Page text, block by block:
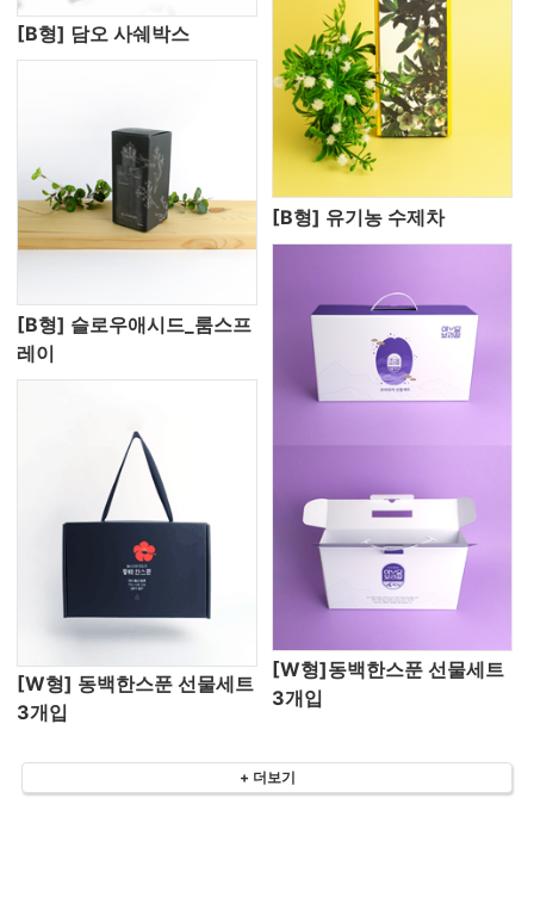
[B형] 담오 사쉐박스
[B형] 슬로우애시드_룸스프
레이
[B형] 유기농 수제차
[W형] 동백한스푼 선물세트
3개입
[W형]동백한스푼 선물세트
3개입
+ 더보기